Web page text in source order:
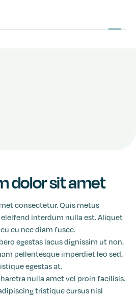
dolor sit amet
consectetur. Quis metus
interdum nulla est. Aliquet
eu nec diam fusce.
egestas lacus dignissim ut non.
pellentesque imperdiet leo sed.
egestas at.
nulla amet vel proin facilisis.
tristique cursus nisl